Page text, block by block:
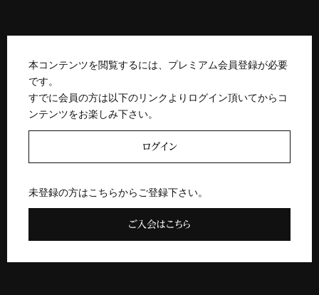
本コンテンツを閲覧するには、プレミアム会員登録が必要
です。
すでに会員の方は以下のリンクよりログイン頂いてからコ
ンテンツをお楽しみ下さい。
ログイン
未登録の方はこちらからご登録下さい。
ご入会はこちら